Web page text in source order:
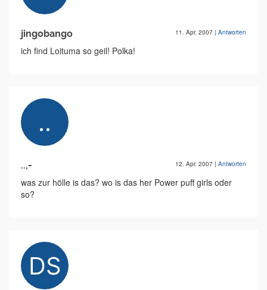
jingobango 11. Apr. 2007 | Antworten
ich find Loituma so geil! Polka!
..,- 12. Apr. 2007 | Antworten
was zur hölle is das? wo is das her Power puff girls oder
so?